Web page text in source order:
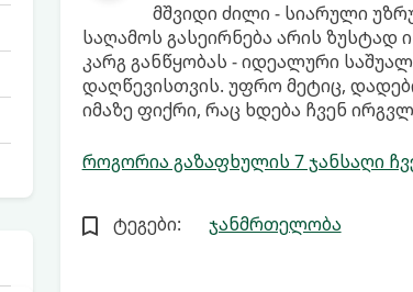
მშვიდი ძილი - სიარული
საღამოს გასეირნება არის
კარგ განწყობას - იდეალური
დაღწევისთვის. უფრო მეტიც,
იმაზე ფიქრი, რაც ხდება ჩვენ
როგორია გაზაფხულის 7 ჯანსაღი
ტეგები: ჯანმრთელობა